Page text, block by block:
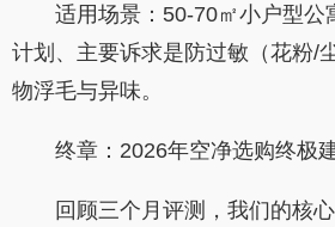
适用场景：50-70㎡小户型公
计划、主要诉求是防过敏（花粉/
物浮毛与异味。
终章：2026年空净选购终极
回顾三个月评测，我们的核